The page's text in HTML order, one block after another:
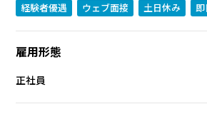
経験者優遇 ウェブ面接 土日休み
雇用形態
正社員